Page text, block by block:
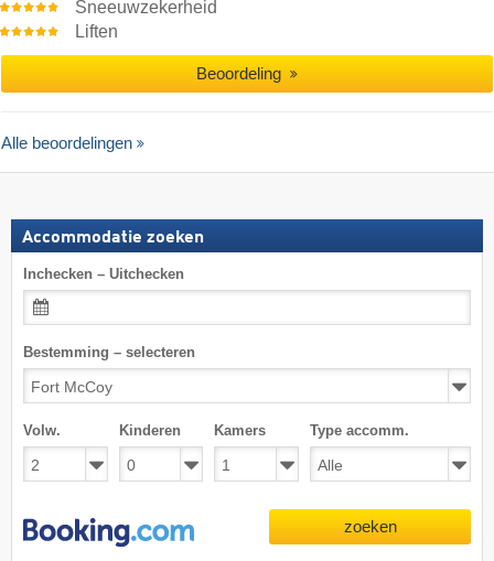
Sneeuwzekerheid
Liften
Beoordeling
Alle beoordelingen
Accommodatie zoeken
Inchecken – Uitchecken
Bestemming – selecteren
Volw. Kinderen Kamers Type accomm.
zoeken